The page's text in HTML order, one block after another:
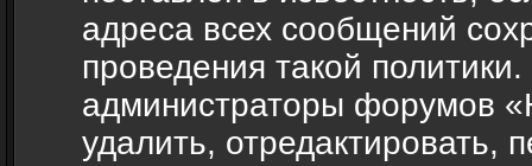
адреса всех сообщений
проведения такой
администраторы форумов
удалить, отредактировать,